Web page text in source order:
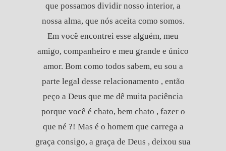
que possamos dividir nosso interior, a
nossa alma, que nós aceita como somos.
Em você encontrei esse alguém, meu
amigo, companheiro e meu grande e único
amor. Bom como todos sabem, eu sou a
parte legal desse relacionamento , então
peço a Deus que me dê muita paciência
porque você é chato, bem chato , fazer o
que né ?! Mas é o homem que carrega a
graça consigo, a graça de Deus , deixou sua